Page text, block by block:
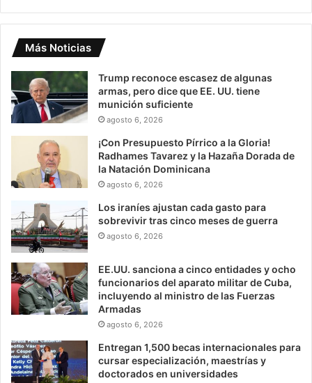
Más Noticias
Trump reconoce escasez de algunas
armas, pero dice que EE. UU. tiene
munición suficiente
agosto 6, 2026
¡Con Presupuesto Pírrico a la Gloria!
Radhames Tavarez y la Hazaña Dorada de
la Natación Dominicana
agosto 6, 2026
Los iraníes ajustan cada gasto para
sobrevivir tras cinco meses de guerra
agosto 6, 2026
EE.UU. sanciona a cinco entidades y ocho
funcionarios del aparato militar de Cuba,
incluyendo al ministro de las Fuerzas
Armadas
agosto 6, 2026
Entregan 1,500 becas internacionales para
cursar especialización, maestrías y
doctorados en universidades